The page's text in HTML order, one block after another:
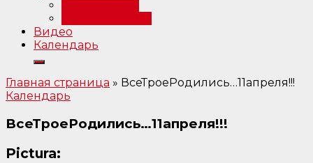
Видео
Календарь
Главная страница » ВсеТроеРодились…11апреля!!!
Календарь
ВсеТроеРодились…11апреля!!!
Pictura: